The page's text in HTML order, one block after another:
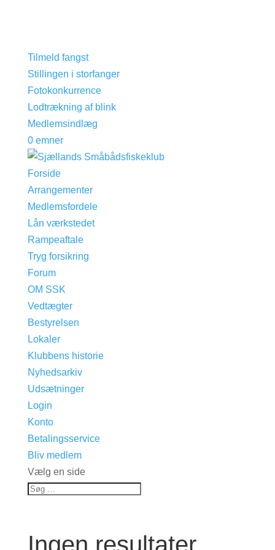
Tilmeld fangst
Stillingen i storfanger
Fotokonkurrence
Lodtrækning af blink
Medlemsindlæg
0 emner
Forside
Arrangementer
Medlemsfordele
Lån værkstedet
Rampeaftale
Tryg forsikring
Forum
OM SSK
Vedtægter
Bestyrelsen
Lokaler
Klubbens historie
Nyhedsarkiv
Udsætninger
Login
Konto
Betalingsservice
Bliv medlem
Vælg en side
Ingen resultater